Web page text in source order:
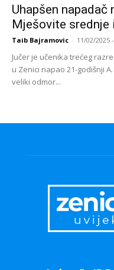
Uhapšen napadač
Mješovite srednje
Taib Bajramovic - 11/02/2025
Jučer je učenika trećeg
u Zenici napao 21-godišnji
veliki odmor...